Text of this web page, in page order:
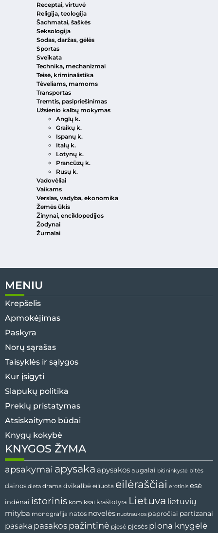
Receptai, virtuvė
Religija, teologija
Šachmatai, šaškės
Seksologija
Sodas, daržas, gėlės
Sportas
Sveikata
Technika, mechanizmai
Teisė, kriminalistika
Tėveliams, mamoms
Transportas
Tremtis, pasipriešinimas
Užsienio kalbų mokymas
Anglų k.
Graikų k.
Ispanų k.
Italų k.
Lotynų k.
Prancūzų k.
Rusų k.
Vadovėliai
Vaikams
Verslas, vadyba, ekonomika
Žemės ūkis
Žinynai, enciklopedijos
Žodynai
Žurnalai
MENIU
Krepšelis
Apmokėjimas
Paskyra
Norų sąrašas
Taisyklės ir sąlygos
Kur įsigyti
Slapukų politika
Prekių pristatymas
Atsiskaitymo būdai
Knygų kokybė
KNYGOS ŽYMA
apsakymai apysaka apysakos augalai bitininkystė bitės
dainos dieta drama dvikalbė eiliuota eilėraščiai erotinis esė
indėnai istorinis komiksai kraštotyra Lietuva lietuvių
mityba monografija natos novelės nuotraukos papročiai partizanai
pasaka pasakos pažintinė pjesė pjesės plona knygelė